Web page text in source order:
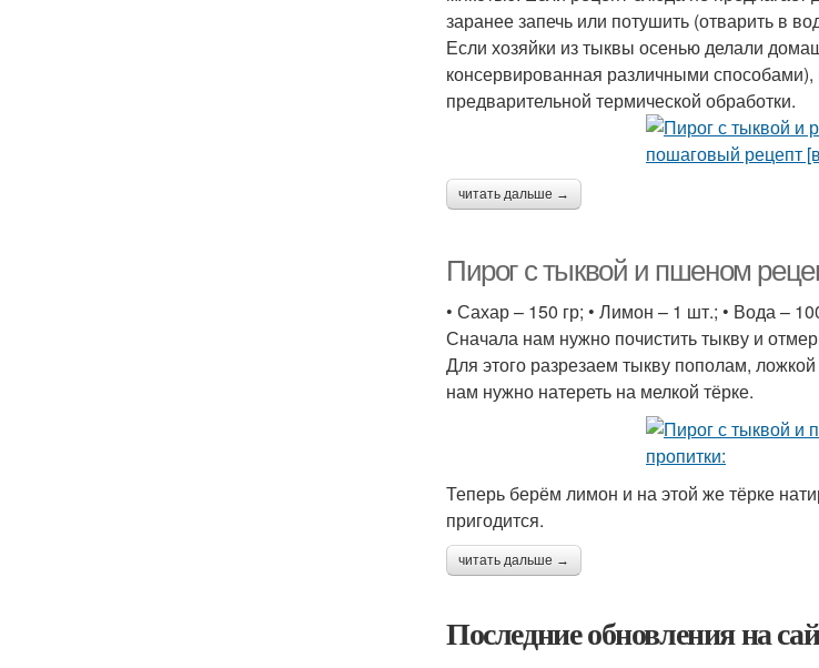
заранее запечь или потушить (отварить в
Если хозяйки из тыквы осенью делали
консервированная различными
предварительной термической обработки.
читать дальше →
Пирог с тыквой и пшеном
• Сахар – 150 гр; • Лимон – 1 шт.; • Вода –
Сначала нам нужно почистить тыкву и
Для этого разрезаем тыкву пополам,
нам нужно натереть на мелкой тёрке.
Теперь берём лимон и на этой же тёрке
пригодится.
читать дальше →
Последние обновления на